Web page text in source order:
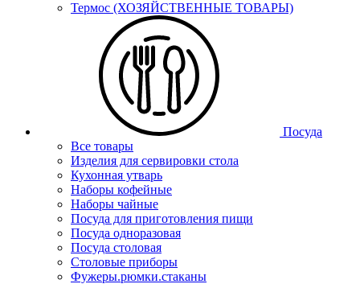
Термос (ХОЗЯЙСТВЕННЫЕ ТОВАРЫ)
Посуда
Все товары
Изделия для сервировки стола
Кухонная утварь
Наборы кофейные
Наборы чайные
Посуда для приготовления пищи
Посуда одноразовая
Посуда столовая
Столовые приборы
Фужеры.рюмки.стаканы